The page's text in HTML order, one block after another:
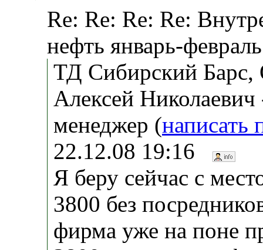
Re: Re: Re: Re:
нефть январь-
ТД Сибирский
Алексей Николаевич
менеджер (написать
22.12.08 19:16
Я беру сейчас с
3800 без
фирма уже на поне